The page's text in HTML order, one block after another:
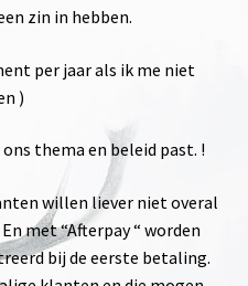
zin in hebben.
per jaar als ik me niet
)
thema en beleid past. !
willen liever niet overal
met “Afterpay “ worden
bij de eerste betaling.